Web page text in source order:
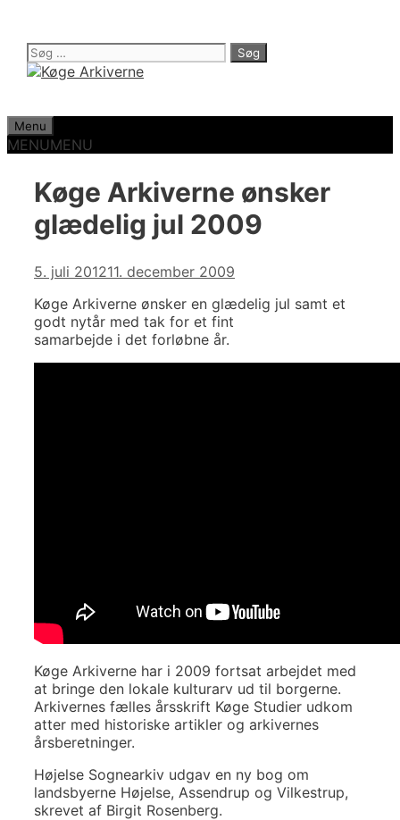
indhold
Søg
efter:
Menu
MENUMENU
Køge Arkiverne ønsker
glædelig jul 2009
5. juli 201211. december 2009
Køge Arkiverne ønsker en glædelig jul samt et
godt nytår med tak for et fint
samarbejde i det forløbne år.
Køge Arkiverne har i 2009 fortsat arbejdet med
at bringe den lokale kulturarv ud til borgerne.
Arkivernes fælles årsskrift Køge Studier udkom
atter med historiske artikler og arkivernes
årsberetninger.
Højelse Sognearkiv udgav en ny bog om
landsbyerne Højelse, Assendrup og Vilkestrup,
skrevet af Birgit Rosenberg.